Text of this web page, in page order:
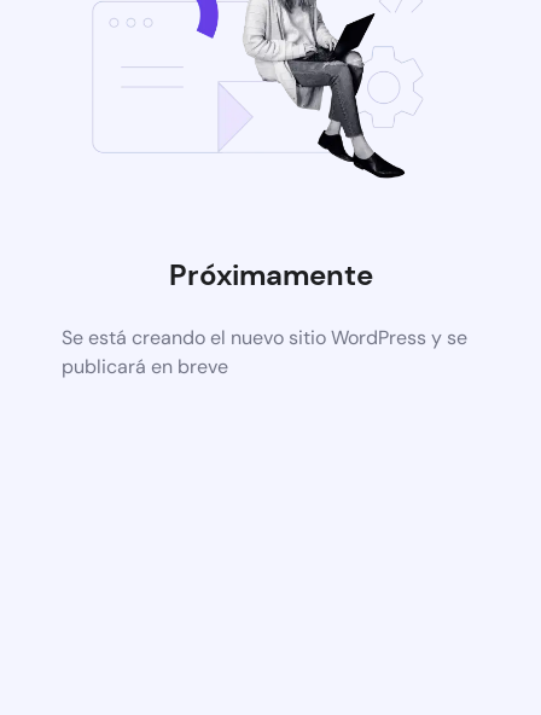
Próximamente
Se está creando el nuevo sitio WordPress y se
publicará en breve